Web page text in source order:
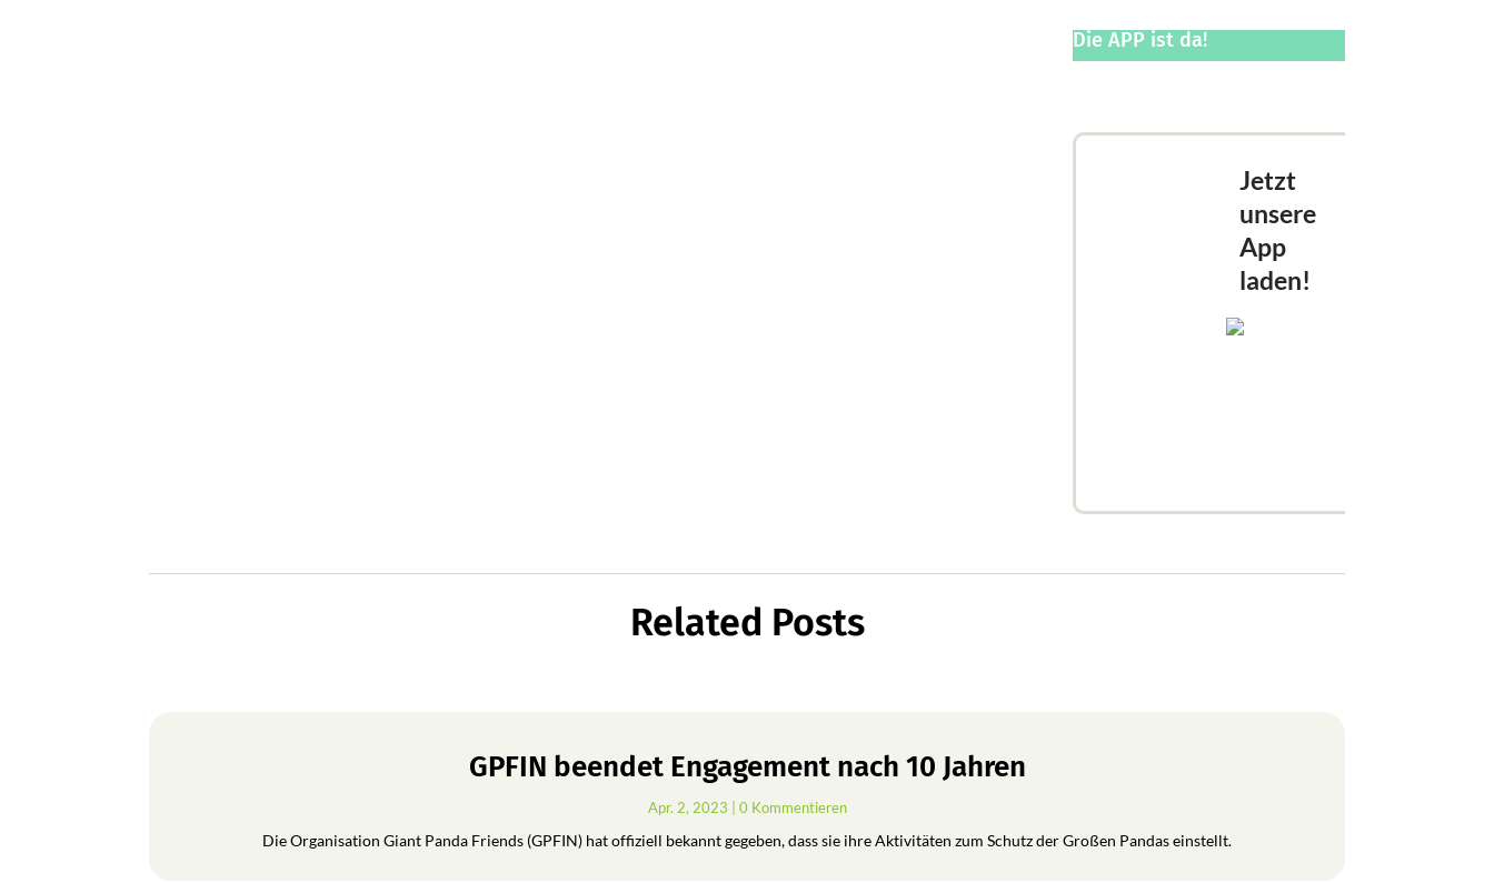
Die APP ist da!
Jetzt
unsere
App
laden!
Related Posts
GPFIN beendet Engagement nach 10 Jahren
Apr. 2, 2023 | 0 Kommentieren
Die Organisation Giant Panda Friends (GPFIN) hat offiziell bekannt gegeben, dass sie ihre Aktivitäten zum Schutz der Großen Pandas einstellt.